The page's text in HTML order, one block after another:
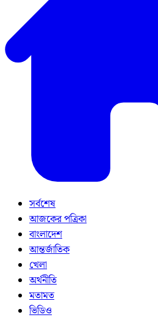
সর্বশেষ
আজকের পত্রিকা
বাংলাদেশ
আন্তর্জাতিক
খেলা
অর্থনীতি
মতামত
ভিডিও